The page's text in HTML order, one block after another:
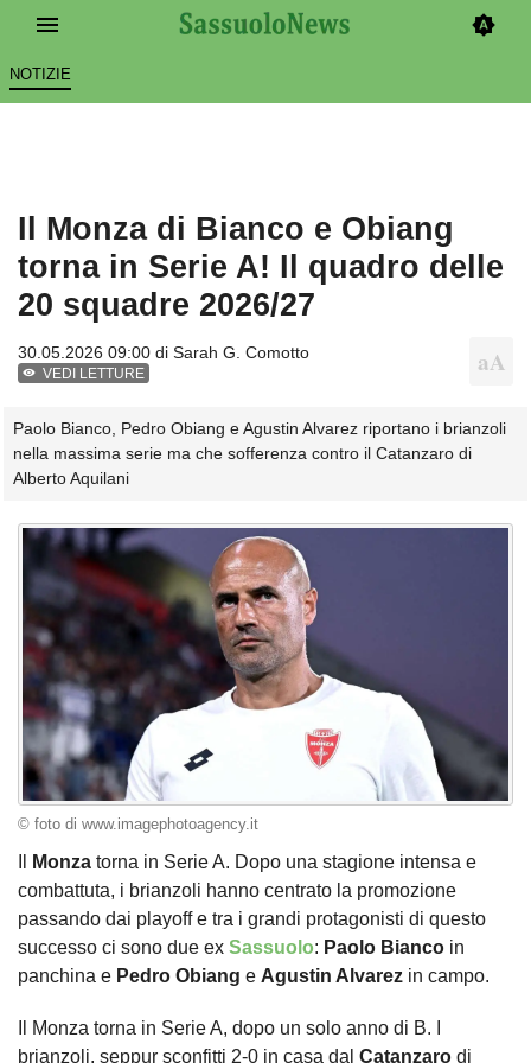
NOTIZIE
Il Monza di Bianco e Obiang
torna in Serie A! Il quadro delle
20 squadre 2026/27
30.05.2026 09:00 di Sarah G. Comotto
VEDI LETTURE
Paolo Bianco, Pedro Obiang e Agustin Alvarez riportano i brianzoli
nella massima serie ma che sofferenza contro il Catanzaro di
Alberto Aquilani
© foto di www.imagephotoagency.it
Monza torna in Serie A. Dopo una stagione intensa e
combattuta, i brianzoli hanno centrato la promozione
passando dai playoff e tra i grandi protagonisti di questo
successo ci sono due ex Sassuolo: Paolo Bianco in
panchina e Pedro Obiang e Agustin Alvarez in campo.
Il Monza torna in Serie A, dopo un solo anno di B. I
brianzoli, seppur sconfitti 2-0 in casa dal Catanzaro di